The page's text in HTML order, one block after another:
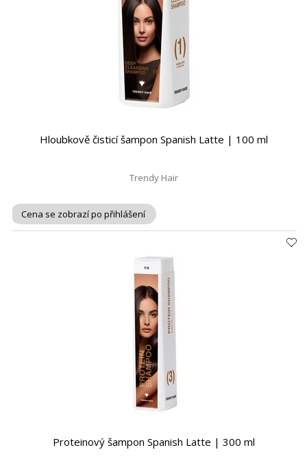
Hloubkově čisticí šampon Spanish Latte | 100 ml
Trendy Hair
Cena se zobrazí po přihlášení
Proteinový šampon Spanish Latte | 300 ml